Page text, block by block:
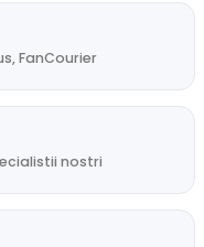
FanCourier
nostri